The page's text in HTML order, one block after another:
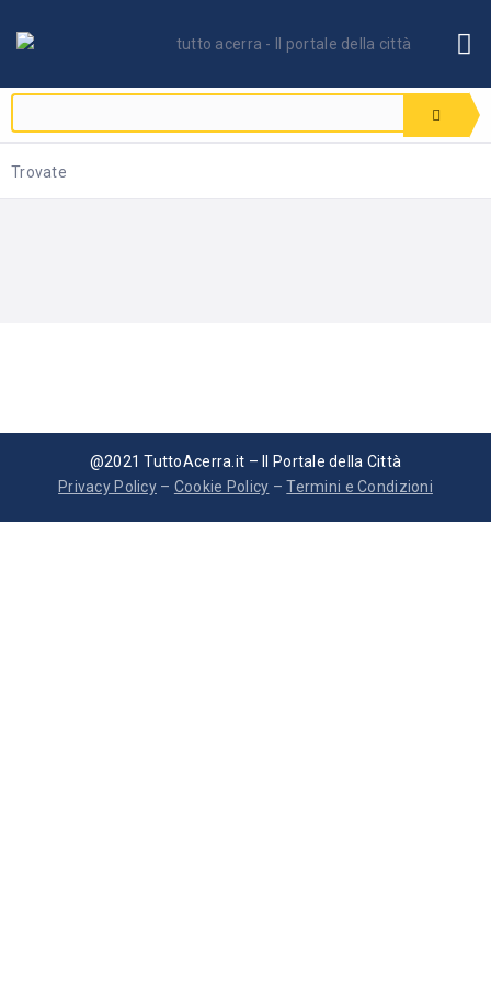
Trovate
@2021 TuttoAcerra.it – Il Portale della Città
Privacy Policy– Cookie Policy –Termini e Condizioni